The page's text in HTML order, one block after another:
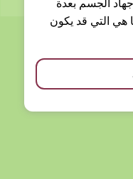
بعدة
قد يكون